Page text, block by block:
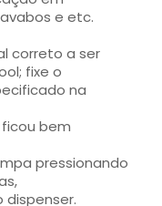
e etc.
correto a ser
fixe o
na
bem
pressionando
dispenser.